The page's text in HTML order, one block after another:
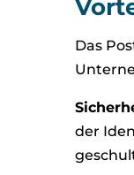
Das
der